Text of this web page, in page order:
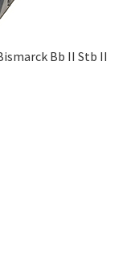
Bb II Stb II